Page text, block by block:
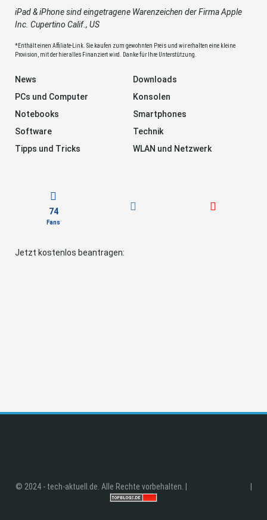
iPad & iPhone sind eingetragene Warenzeichen der Firma Apple
Inc. Cupertino Calif., US
*Enthält einen Affiliate-Link. Sie kaufen zum gewohnten Preis und wir erhalten eine kleine
Provision, mit der hier alles Finanziert wird. Danke für Ihre Unterstützung.
News
Downloads
PCs und Computer
Konsolen
Notebooks
Smartphones
Software
Technik
Tipps und Tricks
WLAN und Netzwerk
74
Fans
Jetzt kostenlos beantragen:
© 2024 - tech-aktuell.de. Alle Rechte vorbehalten. |